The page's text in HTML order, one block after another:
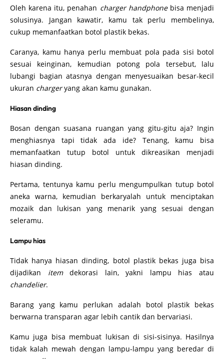
Oleh karena itu, penahan charger handphonebisa menjadi
solusinya. Jangan kawatir, kamu tak perlu membelinya,
cukup memanfaatkan botol plastik bekas.
Caranya, kamu hanya perlu membuat pola pada sisi botol
sesuai keinginan, kemudian potong pola tersebut, lalu
lubangi bagian atasnya dengan menyesuaikan besar-kecil
ukuran chargeryang akan kamu gunakan.
Hiasan dinding
Bosan dengan suasana ruangan yang gitu-gitu aja? Ingin
menghiasnya tapi tidak ada ide? Tenang, kamu bisa
memanfaatkan tutup botol untuk dikreasikan menjadi
hiasan dinding.
Pertama, tentunya kamu perlu mengumpulkan tutup botol
aneka warna, kemudian berkaryalah untuk menciptakan
mozaik dan lukisan yang menarik yang sesuai dengan
seleramu.
Lampu hias
Tidak hanya hiasan dinding, botol plastik bekas juga bisa
dijadikan itemdekorasi lain, yakni lampu hias atau
chandelier.
Barang yang kamu perlukan adalah botol plastik bekas
berwarna transparan agar lebih cantik dan bervariasi.
Kamu juga bisa membuat lukisan di sisi-sisinya. Hasilnya
tidak kalah mewah dengan lampu-lampu yang beredar di